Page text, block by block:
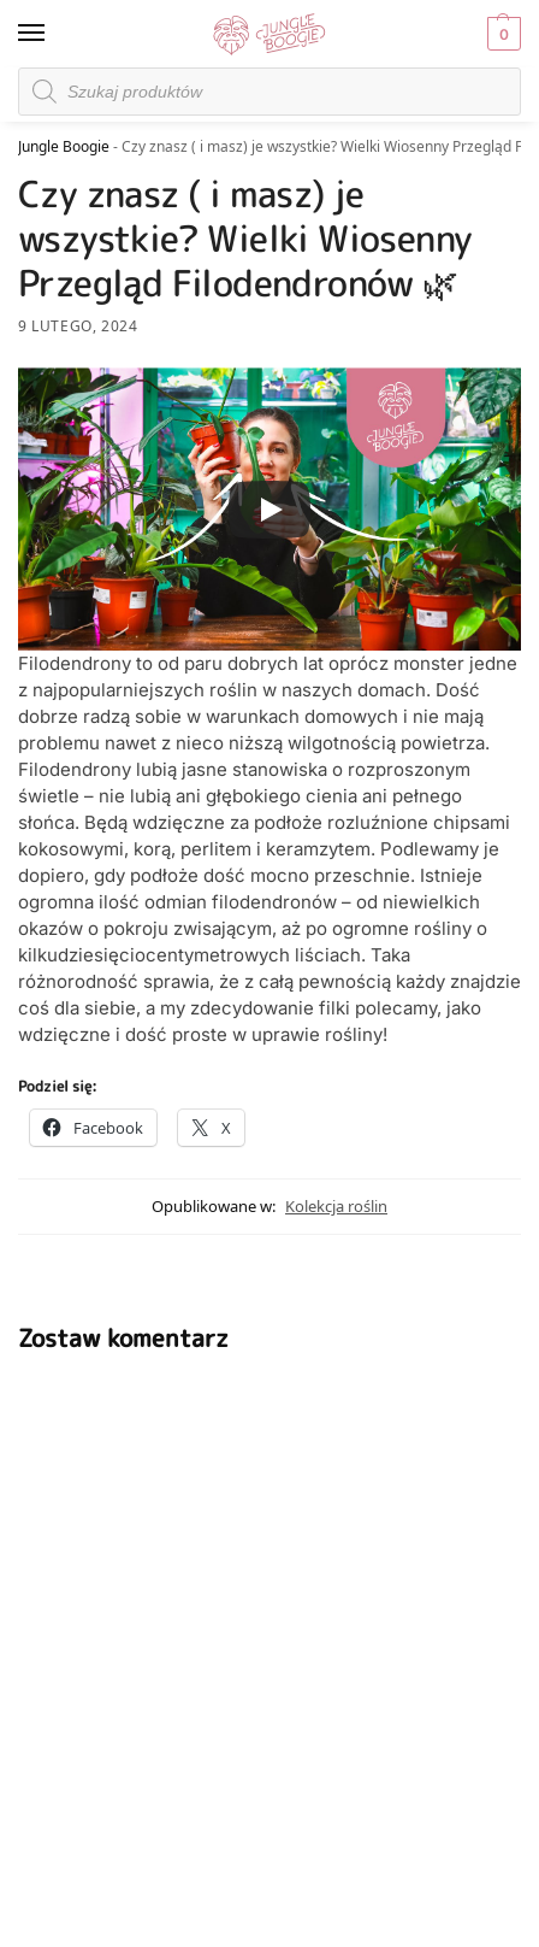
0
Jungle Boogie-Czy znasz ( i masz) je wszystkie? Wielki Wiosenny Przegląd
Czy znasz ( i masz) je
wszystkie? Wielki Wiosenny
Przegląd Filodendronów 🌿
9 LUTEGO, 2024
Filodendrony to od paru dobrych lat oprócz monster jedne
z najpopularniejszych roślin w naszych domach. Dość
dobrze radzą sobie w warunkach domowych i nie mają
problemu nawet z nieco niższą wilgotnością powietrza.
Filodendrony lubią jasne stanowiska o rozproszonym
świetle – nie lubią ani głębokiego cienia ani pełnego
słońca. Będą wdzięczne za podłoże rozluźnione chipsami
kokosowymi, korą, perlitem i keramzytem. Podlewamy je
dopiero, gdy podłoże dość mocno przeschnie. Istnieje
ogromna ilość odmian filodendronów – od niewielkich
okazów o pokroju zwisającym, aż po ogromne rośliny o
kilkudziesięciocentymetrowych liściach. Taka
różnorodność sprawia, że z całą pewnością każdy znajdzie
coś dla siebie, a my zdecydowanie filki polecamy, jako
wdzięczne i dość proste w uprawie rośliny!
Podziel się:
Facebook X
Opublikowane w: Kolekcja roślin
Zostaw komentarz